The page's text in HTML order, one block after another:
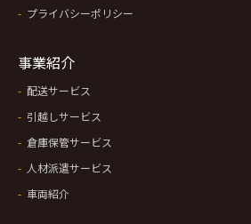
プライバシーポリシー
事業紹介
配送サービス
引越しサービス
倉庫保管サービス
人材派遣サービス
車両紹介